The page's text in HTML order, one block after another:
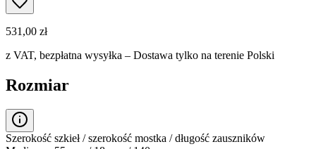
531,00 zł
z VAT, bezpłatna wysyłka – Dostawa tylko na terenie Polski
Rozmiar
Szerokość szkieł / szerokość mostka / długość zauszników